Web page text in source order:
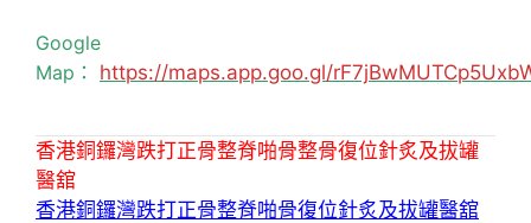
Google
Map： https://maps.app.goo.gl/
香港銅鑼灣跌打正骨整脊啪骨整骨復位針炙及拔罐
醫舘
香港銅鑼灣跌打正骨整脊啪骨復位針炙及拔罐醫舘